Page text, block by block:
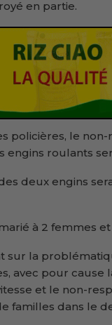
en partie.
policières, le
engins roulants
deux engins
à 2 femmes
sur la
avec pour
et le non-
familles dans le